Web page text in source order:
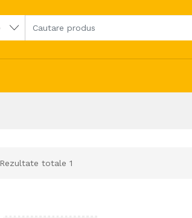
Rezultate totale 1